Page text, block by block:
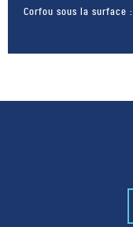
Corfou sous la surface